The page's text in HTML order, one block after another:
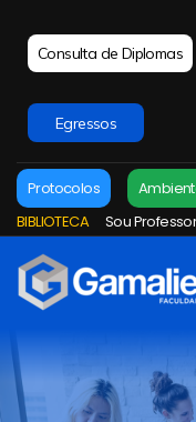
Consulta de Diplomas
Egressos
Protocolos
BIBLIOTECA
Sou